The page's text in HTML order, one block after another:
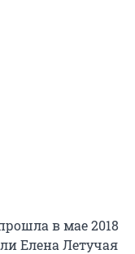
в мае 2018
Елена Летучая